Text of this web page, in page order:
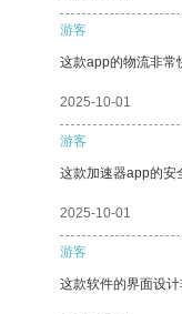
游客
这款app的物流非常
2025-10-01
游客
这款加速器app的安
2025-10-01
游客
这款软件的界面设计